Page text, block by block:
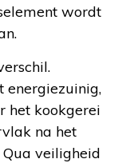
wordt
energiezuinig,
het kookgerei
na het
veiligheid